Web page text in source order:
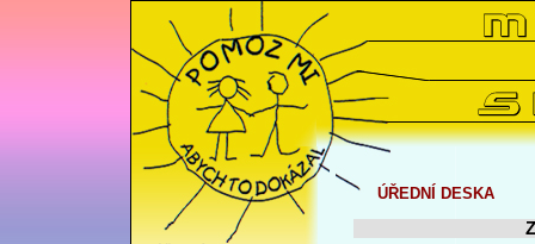
ÚŘEDNÍ DESKA